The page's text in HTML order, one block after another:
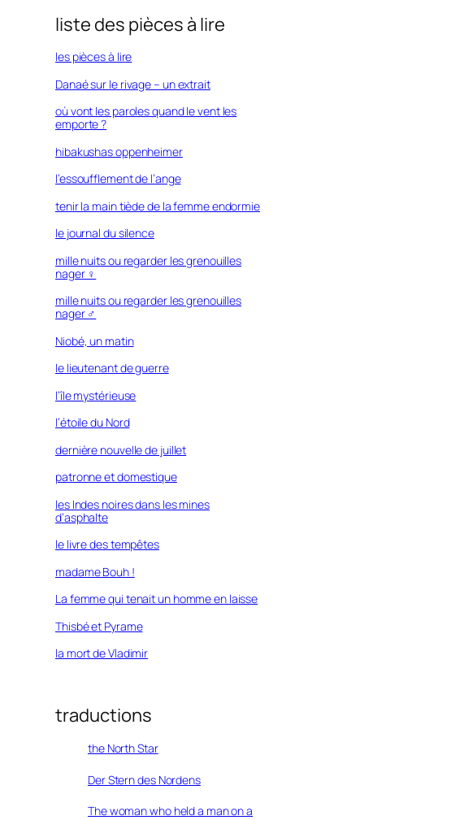
liste des pièces à lire
les pièces à lire
Danaé sur le rivage – un extrait
où vont les paroles quand le vent les
emporte ?
hibakushas oppenheimer
l’essoufflement de l’ange
tenir la main tiède de la femme endormie
le journal du silence
mille nuits ou regarder les grenouilles
nager ♀︎
mille nuits ou regarder les grenouilles
nager ♂︎
Niobé, un matin
le lieutenant de guerre
l’île mystérieuse
l’étoile du Nord
dernière nouvelle de juillet
patronne et domestique
les Indes noires dans les mines
d’asphalte
le livre des tempêtes
madame Bouh !
La femme qui tenait un homme en laisse
Thisbé et Pyrame
la mort de Vladimir
traductions
the North Star
Der Stern des Nordens
The woman who held a man on a